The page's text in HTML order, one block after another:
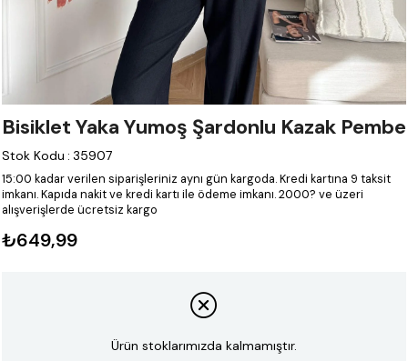
Bisiklet Yaka Yumoş Şardonlu Kazak Pembe
Stok Kodu : 35907
15:00 kadar verilen siparişleriniz aynı gün kargoda.Kredi kartına 9 taksit
imkanı.Kapıda nakit ve kredi kartı ile ödeme imkanı.2000? ve üzeri
alışverişlerde ücretsiz kargo
₺649,99
Ürün stoklarımızda kalmamıştır.